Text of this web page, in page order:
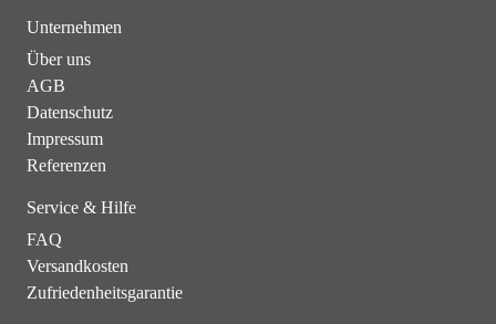
Unternehmen
Über uns
AGB
Datenschutz
Impressum
Referenzen
Service & Hilfe
FAQ
Versandkosten
Zufriedenheitsgarantie